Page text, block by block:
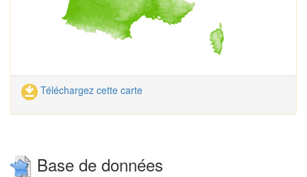
Téléchargez cette carte
Base de données